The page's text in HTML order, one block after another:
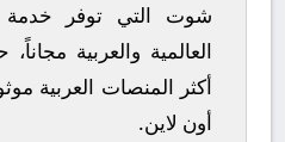
شوت التي توفر خدمة
العالمية والعربية
أكثر المنصات العربية
أون لاين.